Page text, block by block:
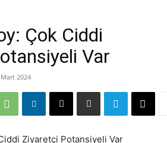
Çok Ciddi
Var
2024